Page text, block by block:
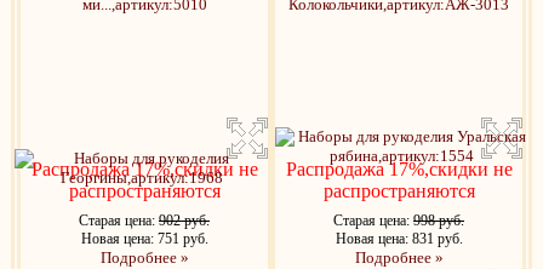
Распродажа 17%,скидки не
распространяются
Старая цена: 902 руб.
Новая цена: 751 руб.
Подробнее »
Распродажа 17%,скидки не
распространяются
Старая цена: 998 руб.
Новая цена: 831 руб.
Подробнее »